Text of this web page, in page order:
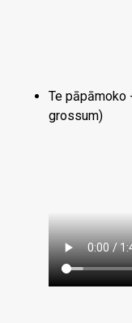
Te pāpāmoko
grossum)